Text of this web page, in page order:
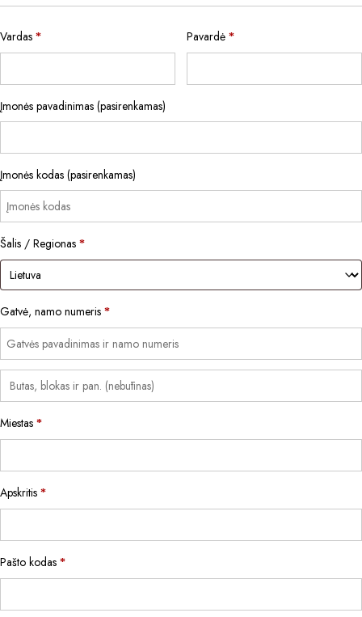
Vardas * Pavardė *
Įmonės pavadinimas (pasirenkamas)
Įmonės kodas (pasirenkamas)
Šalis / Regionas *
Gatvė, namo numeris *
Miestas *
Apskritis *
Pašto kodas *